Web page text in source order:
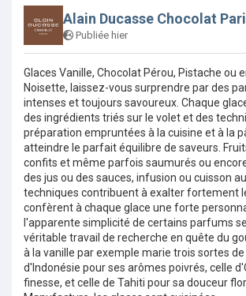
Alain Ducasse Chocolat
Publiée hier
Glaces Vanille, Chocolat Pérou, Pistache ou
Noisette, laissez-vous surprendre par des
intenses et toujours savoureux. Chaque
des ingrédients triés sur le volet et des
préparation empruntées à la cuisine et à la
atteindre le parfait équilibre de saveurs.
confits et même parfois saumurés ou
des jus ou des sauces, infusion ou cuisson
techniques contribuent à exalter fortement
confèrent à chaque glace une forte
l'apparente simplicité de certains parfums
véritable travail de recherche en quête du
à la vanille par exemple marie trois sortes de
d'Indonésie pour ses arômes poivrés, celle
finesse, et celle de Tahiti pour sa douceur